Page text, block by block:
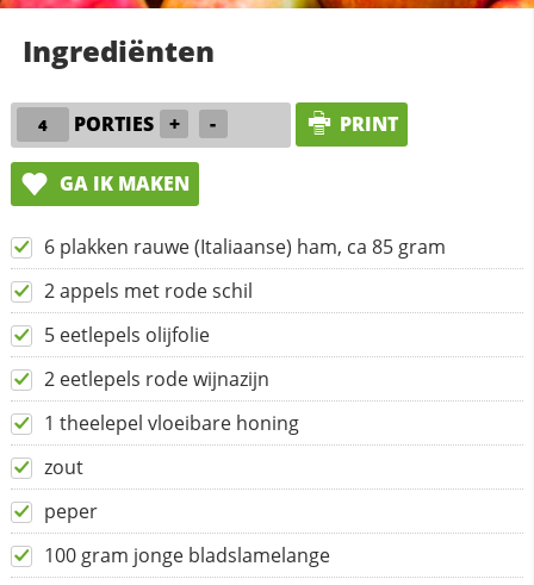
Ingrediënten
PORTIES + - PRINT
GA IK MAKEN
6 plakken rauwe (Italiaanse) ham, ca 85 gram
2 appels met rode schil
5 eetlepels olijfolie
2 eetlepels rode wijnazijn
1 theelepel vloeibare honing
zout
peper
100 gram jonge bladslamelange